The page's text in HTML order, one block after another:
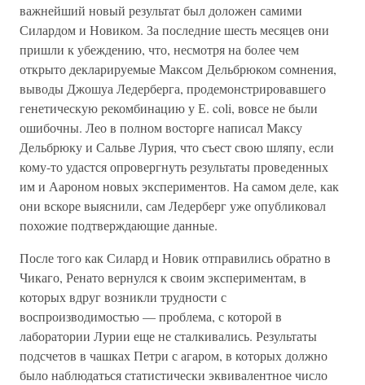
важнейший новый результат был доложен самими
Силардом и Новиком. За последние шесть месяцев они
пришли к убеждению, что, несмотря на более чем
открыто декларируемые Максом Дельбрюком сомнения,
выводы Джошуа Ледерберга, продемонстрировавшего
генетическую рекомбинацию у Е. coli, вовсе не были
ошибочны. Лео в полном восторге написал Максу
Дельбрюку и Сальве Лурия, что съест свою шляпу, если
кому-то удастся опровергнуть результаты проведенных
им и Аароном новых экспериментов. На самом деле, как
они вскоре выяснили, сам Ледерберг уже опубликовал
похожие подтверждающие данные.
После того как Силард и Новик отправились обратно в
Чикаго, Ренато вернулся к своим экспериментам, в
которых вдруг возникли трудности с
воспроизводимостью — проблема, с которой в
лаборатории Лурии еще не сталкивались. Результаты
подсчетов в чашках Петри с агаром, в которых должно
было наблюдаться статистически эквивалентное число